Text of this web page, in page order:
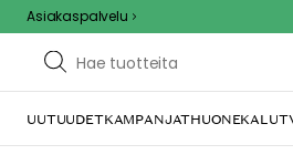
Asiakaspalvelu
UUTUUDETKAMPANJATHUONEKALUT